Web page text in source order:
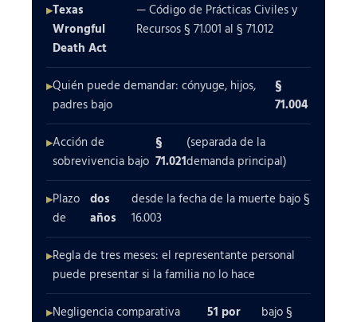
Texas
Wrongful
Death Act
— Código de Prácticas Civiles y
Recursos § 71.001 al § 71.012
Quién puede demandar: cónyuge, hijos,
padres bajo
§
71.004
Acción de
sobrevivencia bajo
§
71.021
(separada de la
demanda principal)
Plazo
de
dos
años
desde la fecha de la muerte bajo §
16.003
Regla de tres meses: el representante personal
puede presentar si la familia no lo hace
Negligencia comparativa
51 por
bajo §